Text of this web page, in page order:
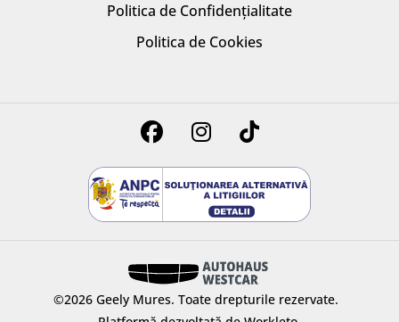
Politica de Confidențialitate
Politica de Cookies
©2026 Geely Mures. Toate drepturile rezervate.